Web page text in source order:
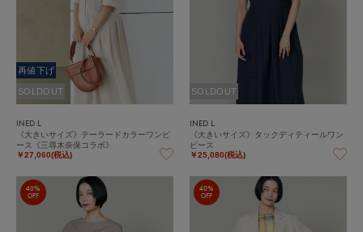
再値下げ
SOLDOUT
INED L
《大きいサイズ》テーラードカラーワンピ
ース《三尋木奈保コラボ》
￥27,060(税込)
SOLDOUT
INED L
《大きいサイズ》タックディティールワン
ピース
￥25,080(税込)
40%
OFF
40%
OFF